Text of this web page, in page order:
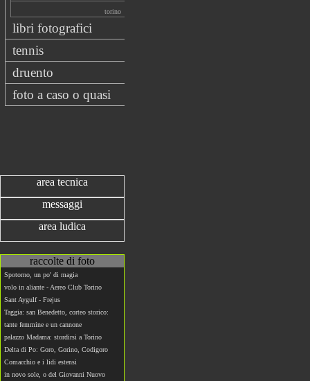
torino
libri fotografici
tennis
druento
foto a caso o quasi
area tecnica
messaggi
area ludica
raccolte di foto
Spotorno, un po' di magia
volo in aliante - Aereo Club Torino
Sant Aygulf - Frejus
Taggia: san Benedetto, corteo storico:
tante femmine e un cannone
palazzo Madama: stordirsi a Torino
Delta di Po: Goro, Gorino, Codigoro
Comacchio e i lidi estensi
in novo sole, o del Giovanni Nuovo